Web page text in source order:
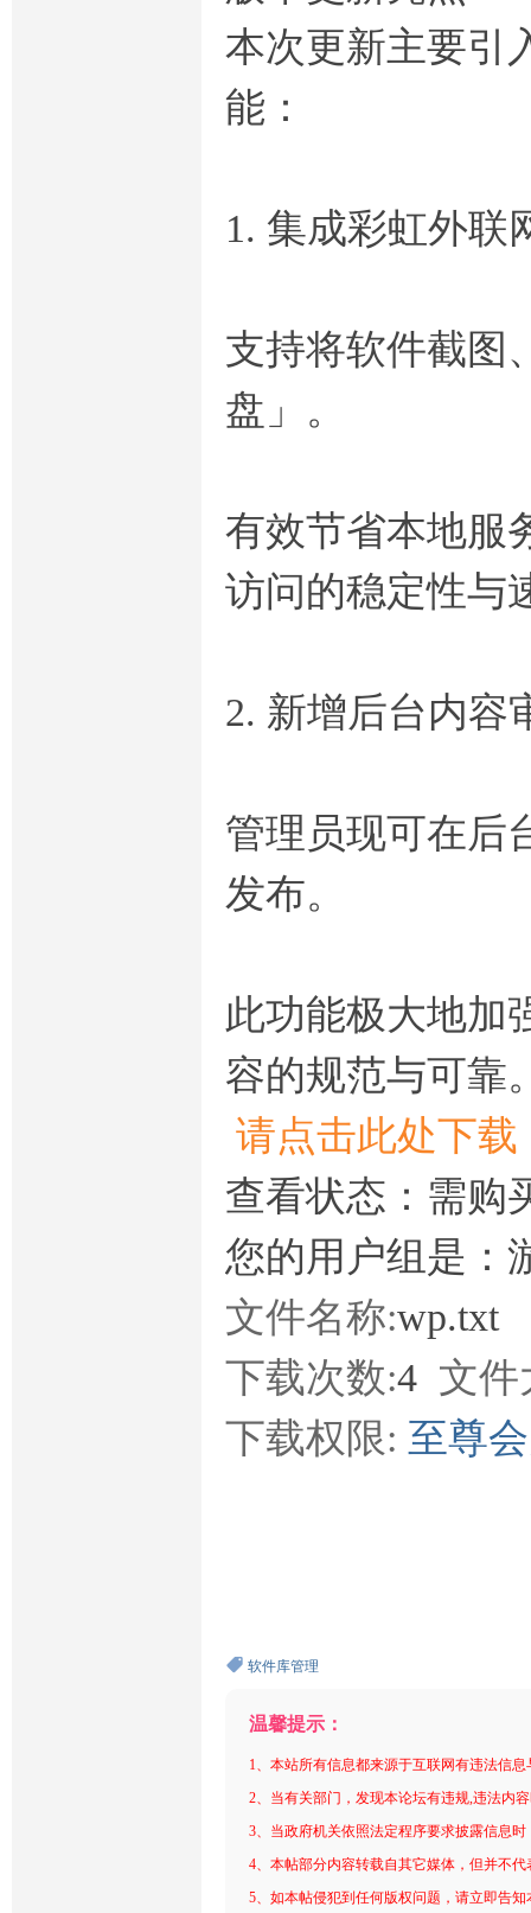
本次更新主要引
能：
1. 集成彩虹外联
支持将软件截图
盘」。
有效节省本地服
访问的稳定性与
2. 新增后台内容
管理员现可在后
发布。
此功能极大地加
容的规范与可靠
请点击此处下载
查看状态：需购
您的用户组是：
文件名称:wp.txt
下载次数:4 文件
下载权限: 至尊
软件库管理
温馨提示：
1、本站所有信息都来源于互联网有违法信
2、当有关部门，发现本论坛有违规,违法内
3、当政府机关依照法定程序要求披露信息
4、本帖部分内容转载自其它媒体，但并不
5、如本帖侵犯到任何版权问题，请立即告